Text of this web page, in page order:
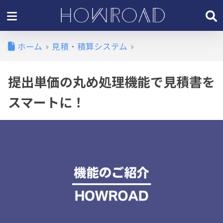
ホーム 見積・積算システム
提出単価の丸め処理機能で見積書を
スマートに！